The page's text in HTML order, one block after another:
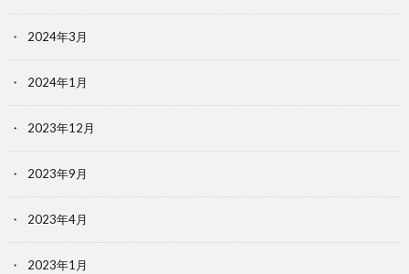
2024年3月
2024年1月
2023年12月
2023年9月
2023年4月
2023年1月